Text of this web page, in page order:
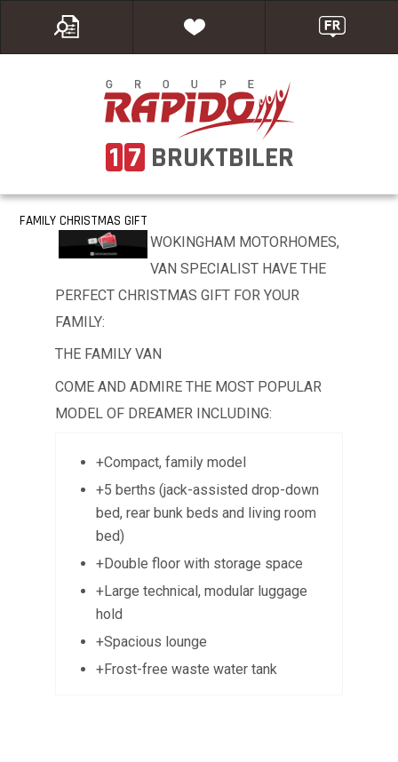
1 7 BRUKTBILER
FAMILY CHRISTMAS GIFT
WOKINGHAM MOTORHOMES,
VAN SPECIALIST HAVE THE
PERFECT CHRISTMAS GIFT FOR YOUR
FAMILY:
THE FAMILY VAN
COME AND ADMIRE THE MOST POPULAR
MODEL OF DREAMER INCLUDING:
+Compact, family model
+5 berths (jack-assisted drop-down
bed, rear bunk beds and living room
bed)
+Double floor with storage space
+Large technical, modular luggage
hold
+Spacious lounge
+Frost-free waste water tank